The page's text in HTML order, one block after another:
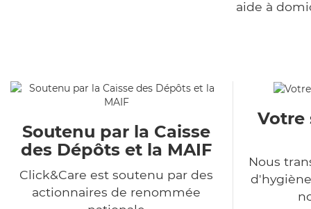
aide à
Soutenu par la Caisse
des Dépôts et la MAIF
Click&Care est soutenu par des
actionnaires de renommée
Votre
Nous